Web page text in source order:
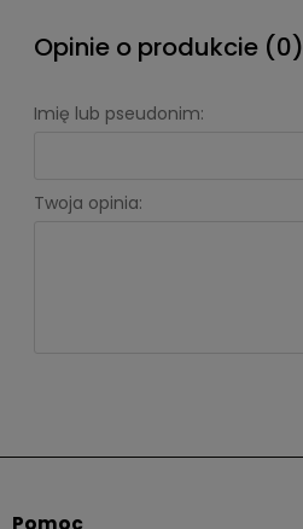
Opinie o produkcie (0)
Imię lub pseudonim:
Twoja opinia:
Pomoc